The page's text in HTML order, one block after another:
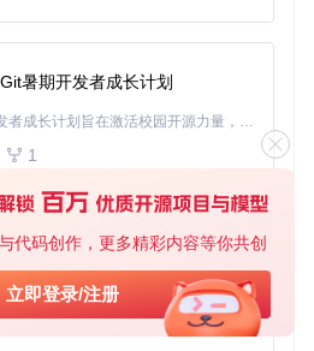
代码创作，更多精彩内容等你共创
立即登录/注册
下载源代码
i茅台app自动预约，每日自动预约，支持docker一键部署（本项目不提供成品，使用的是已淘汰的算法）
ca/campus-
暑期开发者成长计划
「源启盛夏」暑期校园开发者成长计划旨在激活校园开源力量，通过积分激励、认证扶持、资源倾斜等形式，引导高校组织和开发者完成「入驻 — 建项目 — 做贡献 — 获认证 — 得资源」的完整闭环。无论你是想带领社团入驻平台的组织者，还是希望用代码贡献证明自己的开发者，都能在这里找到属于你的成长路径。
1
免费、本地、开源的 24/7 全天候 Cowork 应用，以及适用于 Gemini CLI、Claude Code、Codex、OpenCode、Qwen Code、Goose CLI、Auggie 等的 OpenClaw | 🌟 喜欢就点star吧
6